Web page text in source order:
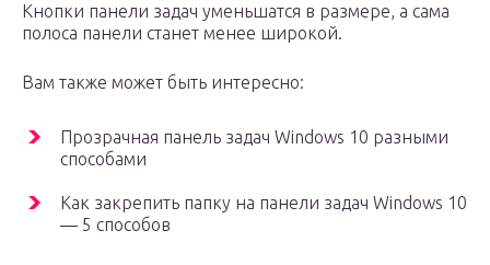
Кнопки панели задач уменьшатся в размере, а сама
полоса панели станет менее широкой.
Вам также может быть интересно:
Прозрачная панель задач Windows 10 разными
способами
Как закрепить папку на панели задач Windows 10
— 5 способов